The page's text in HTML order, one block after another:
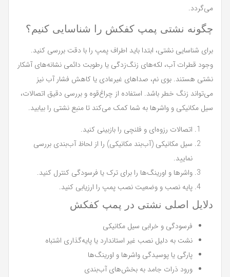
می‌گردد.
چگونه نشتی پمپ کفکش را شناسایی کنیم؟
برای شناسایی نشتی، ابتدا باید اطراف پمپ را با دقت بررسی کنید.
وجود قطرات آب، لکه‌های زنگ‌زدگی یا رطوبت دائمی نشانه‌های آشکار
نشتی هستند. بوی نم، صداهای غیرعادی یا کاهش فشار آب نیز
می‌تواند زنگ خطر باشد. استفاده از چراغ‌قوه و بررسی دقیق اتصالات،
سیل مکانیکی و واشرها به شما کمک می‌کند تا منبع نشتی را بیابید.
اتصالات رزوه‌ای و فلنچی را بازبینی کنید.
سیل مکانیکی (آب‌بند مکانیکی) را از لحاظ آب‌بندی بررسی
نمایید.
واشرها و اورینگ‌ها را برای ترک یا فرسودگی کنترل کنید.
پایه نصب و وضعیت نصب پمپ را ارزیابی کنید.
دلایل اصلی نشتی در پمپ کفکش
فرسودگی و خرابی سیل مکانیکی
نشت به دلیل نصب غیر استاندارد یا پایه‌گذاری اشتباه
پارگی یا پوسیدگی واشرها و اورینگ‌ها
ورود ذرات جامد به بخش‌های آب‌بندی